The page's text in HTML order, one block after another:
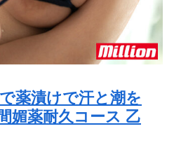
薬漬けで汗と潮を
媚薬耐久コース 乙